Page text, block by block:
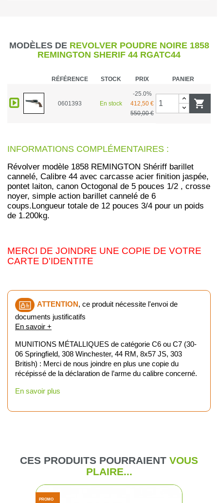
MODÈLES DEREVOLVER POUDRE NOIRE 1858
REMINGTON SHERIF 44 RGATC44
RÉFÉRENCE STOCK PRIX PANIER
0601393 En stock
-25.0%
412,50 €
550,00 €

INFORMATIONS COMPLÉMENTAIRES :
Révolver modèle 1858 REMINGTON Shériff barillet
cannelé, Calibre 44 avec carcasse acier finition jaspée,
pontet laiton, canon Octogonal de 5 pouces 1/2 , crosse
noyer, simple action barillet cannelé de 6
coups.Longueur totale de 12 pouces 3/4 pour un poids
de 1.200kg.
MERCI DE JOINDRE UNE COPIE DE VOTRE
CARTE D'IDENTITE
ATTENTION, ce produit nécessite l'envoi de
documents justificatifs
En savoir +
MUNITIONS MÉTALLIQUES de catégorie C6 ou C7 (30-
06 Springfield, 308 Winchester, 44 RM, 8x57 JS, 303
British) : Merci de nous joindre en plus une copie du
récépissé de la déclaration de l’arme du calibre concerné.
En savoir plus
CES PRODUITS POURRAIENT VOUS
PLAIRE...
PROMO